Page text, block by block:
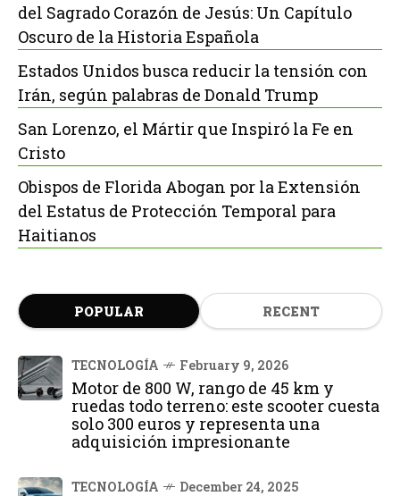
del Sagrado Corazón de Jesús: Un Capítulo
Oscuro de la Historia Española
Estados Unidos busca reducir la tensión con
Irán, según palabras de Donald Trump
San Lorenzo, el Mártir que Inspiró la Fe en
Cristo
Obispos de Florida Abogan por la Extensión
del Estatus de Protección Temporal para
Haitianos
POPULAR RECENT
TECNOLOGÍA February 9, 2026
Motor de 800 W, rango de 45 km y
ruedas todo terreno: este scooter cuesta
solo 300 euros y representa una
adquisición impresionante
TECNOLOGÍA December 24, 2025